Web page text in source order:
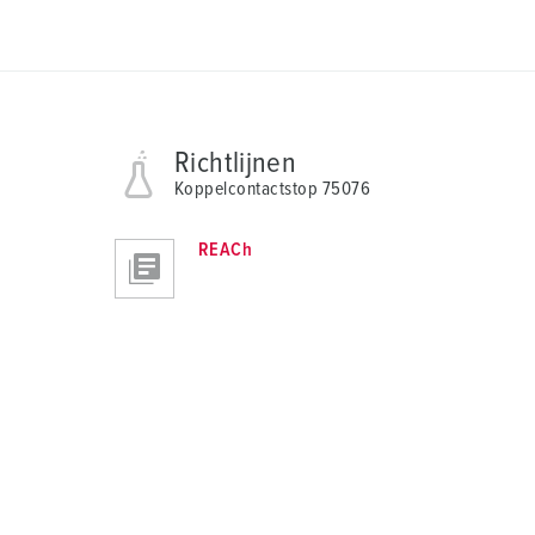
Richtlijnen
Koppelcontactstop 75076
REACh